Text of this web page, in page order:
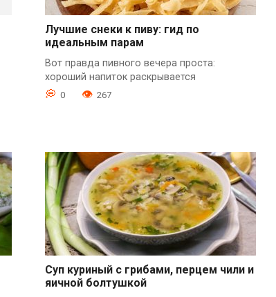
Лучшие снеки к пиву: гид по
идеальным парам
Вот правда пивного вечера проста:
хороший напиток раскрывается
0 267
Суп куриный с грибами, перцем чили и
яичной болтушкой